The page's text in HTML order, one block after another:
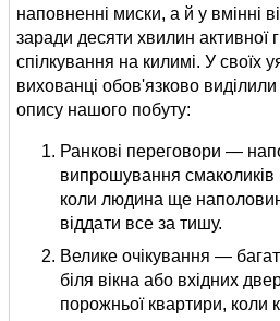
наповненні миски, а й у вмінні
заради десяти хвилин активної
спілкування на килимі. У своїх
вихованці обов'язково
опису нашого побуту:
Ранкові переговори —
випрошування смаколиків
коли людина ще
віддати все за тишу.
Велике очікування —
біля вікна або вхідних
порожньої квартири, коли